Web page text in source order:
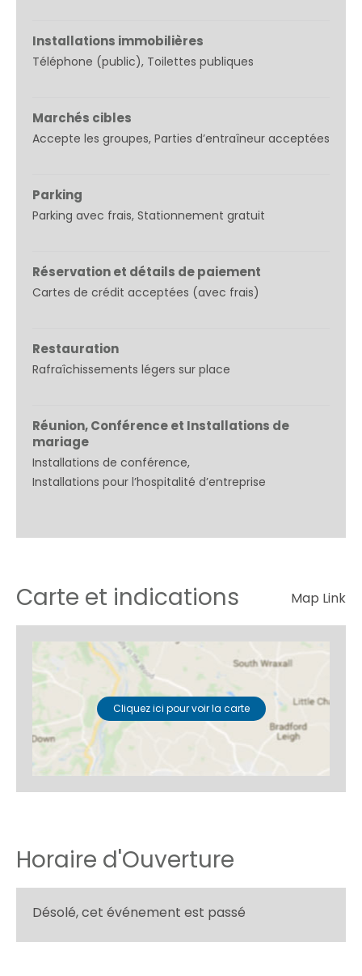
Installations immobilières
Téléphone (public) Toilettes publiques
Marchés cibles
Accepte les groupes Parties d’entraîneur acceptées
Parking
Parking avec frais Stationnement gratuit
Réservation et détails de paiement
Cartes de crédit acceptées (avec frais)
Restauration
Rafraîchissements légers sur place
Réunion, Conférence et Installations de
mariage
Installations de conférence
Installations pour l’hospitalité d’entreprise
Carte et indications Map Link
Cliquez ici pour voir la carte
Horaire d'Ouverture
Désolé, cet événement est passé